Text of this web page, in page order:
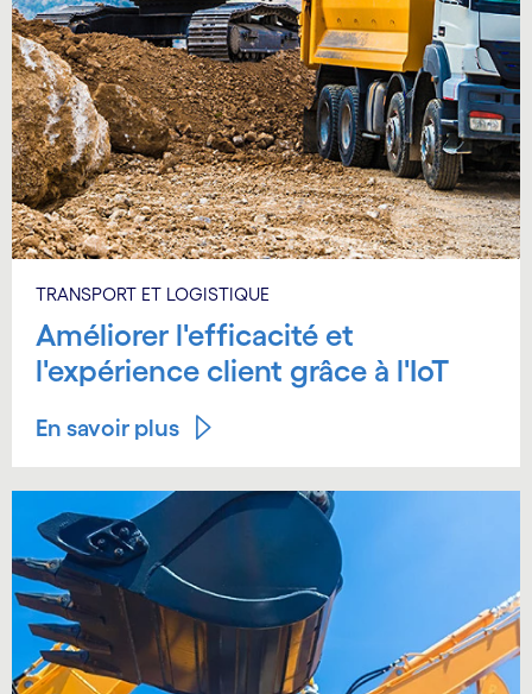
TRANSPORT ET LOGISTIQUE
Améliorer l'efficacité et
l'expérience client grâce à l'IoT
En savoir plus